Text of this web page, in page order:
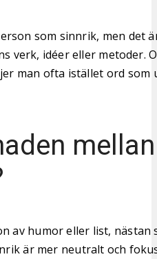
som sinnrik, men det
verk, idéer eller metoder.
man ofta istället ord
av humor eller list, nästan
är mer neutralt och